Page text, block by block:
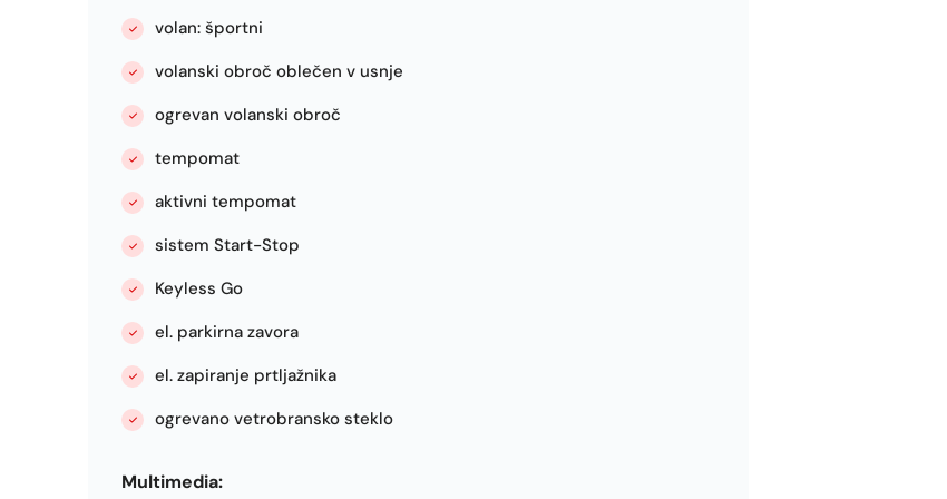
volan: športni
volanski obroč oblečen v usnje
ogrevan volanski obroč
tempomat
aktivni tempomat
sistem Start-Stop
Keyless Go
el. parkirna zavora
el. zapiranje prtljažnika
ogrevano vetrobransko steklo
Multimedia: